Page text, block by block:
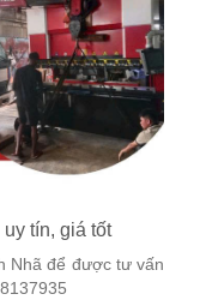
tín, giá tốt
Nhã để được tư vấn